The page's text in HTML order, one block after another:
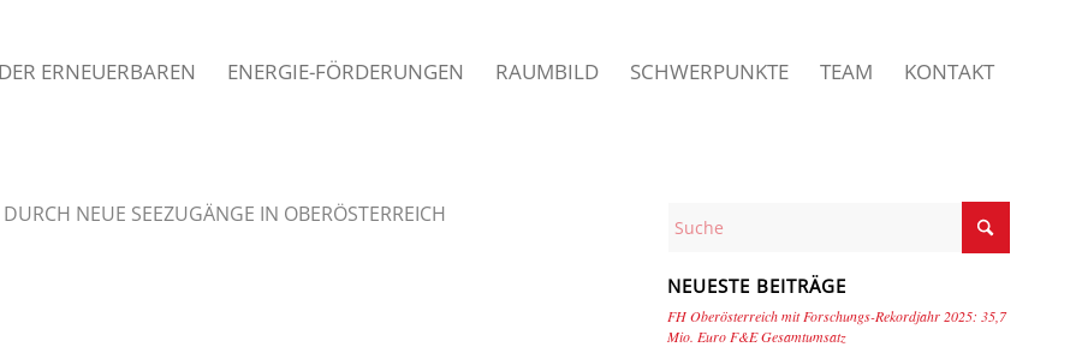
ERNEUERBAREN ENERGIE-FÖRDERUNGEN RAUMBILD SCHWERPUNKTE TEAM KONTAKT
NEUE SEEZUGÄNGE IN OBERÖSTERREICH
NEUESTE BEITRÄGE
FH Oberösterreich mit Forschungs-Rekordjahr 2025: 35,7
Mio. Euro F&E Gesamtumsatz